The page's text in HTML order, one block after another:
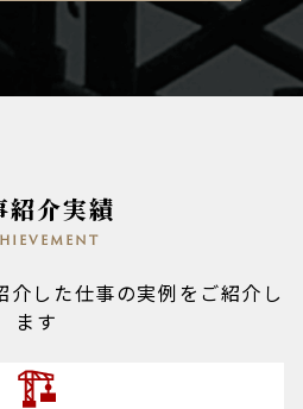
紹介実績
介した仕事の実例をご紹介し
ます